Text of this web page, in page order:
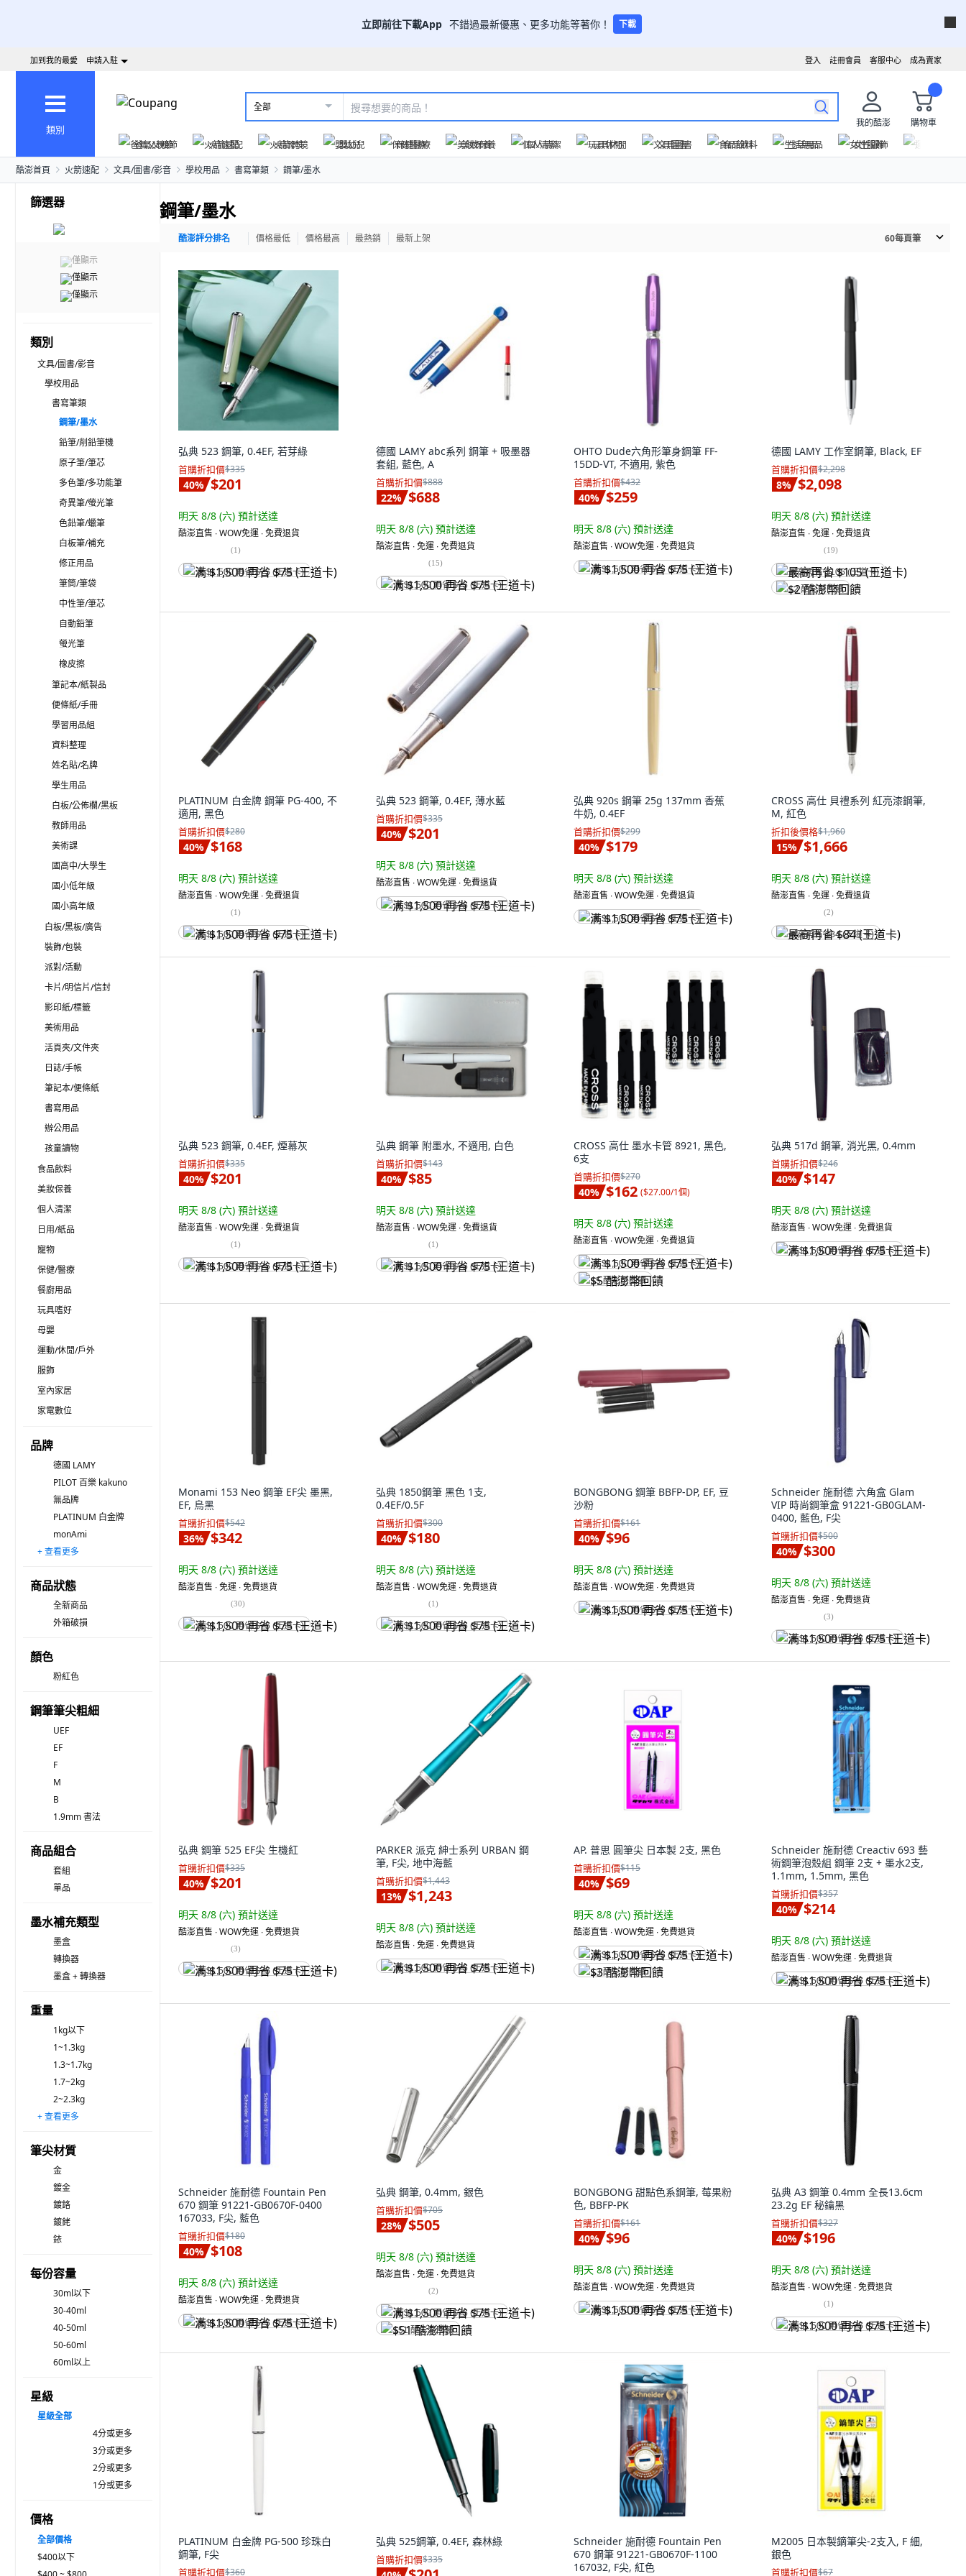
立即前往下載App 不錯過最新優惠、更多功能等著你！ 下載
成為賣家
客服中心
註冊會員
登入
加到我的最愛 申請入駐
類別
全部
我的酷澎
購物車
爸氣父親節
火箭速配 火箭跨境 嬰幼兒 保健醫療 美妝保養 個人清潔 玩具休閒 文具圖書 食品飲料 生活用品 女性服飾
酷澎首頁 火箭速配 文具/圖書/影音 學校用品 書寫筆類 鋼筆/墨水
篩選器
僅顯示
僅顯示
僅顯示
類別
文具/圖書/影音
學校用品
書寫筆類
鋼筆/墨水
鉛筆/削鉛筆機
原子筆/筆芯
多色筆/多功能筆
奇異筆/螢光筆
色鉛筆/蠟筆
白板筆/補充
修正用品
筆筒/筆袋
中性筆/筆芯
自動鉛筆
螢光筆
橡皮擦
筆記本/紙製品
便條紙/手冊
學習用品組
資料整理
姓名貼/名牌
學生用品
白板/公佈欄/黑板
教師用品
美術課
國高中/大學生
國小低年級
國小高年級
白板/黑板/廣告
裝飾/包裝
派對/活動
卡片/明信片/信封
影印紙/標籤
美術用品
活頁夾/文件夾
日誌/手帳
筆記本/便條紙
書寫用品
辦公用品
孩童讀物
食品飲料
美妝保養
個人清潔
日用/紙品
寵物
保健/醫療
餐廚用品
玩具嗜好
母嬰
運動/休閒/戶外
服飾
室內家居
家電數位
品牌
德國 LAMY
PILOT 百樂 kakuno
無品牌
PLATINUM 白金牌
monAmi
PARKER 派克
FABER-CASTELL 輝柏
Schneider 施耐德
弘典
Parker Hannifin 派克漢尼汾
JAVAPEN
Kuretake 吳竹
TWSBI 三文堂
WATERMAN 威迪文
GRAF VON FABER-CASTELL
小麥購物
SKB 文明
PILOT 百樂
PILOT 百樂 PRERA
日本 MIDORI
+ 查看更多
商品狀態
全新商品
外箱破損
顏色
粉紅色
鋼筆筆尖粗細
UEF
EF
F
M
B
1.9mm 書法
商品組合
套組
單品
墨水補充類型
墨盒
轉換器
墨盒 + 轉換器
重量
1kg以下
1~1.3kg
1.3~1.7kg
1.7~2kg
2~2.3kg
2.3~2.7kg
2.7~3kg
3kg以上
+ 查看更多
筆尖材質
金
鍍金
鍍鉻
鍍銠
銥
每份容量
30ml以下
30-40ml
40-50ml
50-60ml
60ml以上
星級
星級全部
4分或更多
3分或更多
2分或更多
1分或更多
價格
全部價格
$400以下
鋼筆/墨水
酷澎評分排名 價格最低 價格最高 最熱銷 最新上架 60每頁筆
弘典 523 鋼筆, 0.4EF, 若芽綠
首購折扣價$335
40% $201
明天 8/8 (六) 預計送達
酷澎直售 ∙ WOW免運 ∙ 免費退貨
(1)
满 $1,500 再省 $75 (王道卡)
德國 LAMY abc系列 鋼筆 + 吸墨器
套組, 藍色, A
首購折扣價$888
22% $688
明天 8/8 (六) 預計送達
酷澎直售 ∙ 免運 ∙ 免費退貨
(15)
满 $1,500 再省 $75 (王道卡)
OHTO Dude六角形筆身鋼筆 FF-
15DD-VT, 不適用, 紫色
首購折扣價$432
40% $259
明天 8/8 (六) 預計送達
酷澎直售 ∙ WOW免運 ∙ 免費退貨
满 $1,500 再省 $75 (王道卡)
德國 LAMY 工作室鋼筆, Black, EF
首購折扣價$2,298
8% $2,098
明天 8/8 (六) 預計送達
酷澎直售 ∙ 免運 ∙ 免費退貨
(19)
最高再省 $105 (王道卡)
$2 酷澎幣回饋
PLATINUM 白金牌 鋼筆 PG-400, 不
適用, 黑色
首購折扣價$280
40% $168
明天 8/8 (六) 預計送達
酷澎直售 ∙ WOW免運 ∙ 免費退貨
(1)
满 $1,500 再省 $75 (王道卡)
弘典 523 鋼筆, 0.4EF, 薄水藍
首購折扣價$335
40% $201
明天 8/8 (六) 預計送達
酷澎直售 ∙ WOW免運 ∙ 免費退貨
满 $1,500 再省 $75 (王道卡)
弘典 920s 鋼筆 25g 137mm 香蕉
牛奶, 0.4EF
首購折扣價$299
40% $179
明天 8/8 (六) 預計送達
酷澎直售 ∙ WOW免運 ∙ 免費退貨
满 $1,500 再省 $75 (王道卡)
CROSS 高仕 貝禮系列 紅亮漆鋼筆,
M, 紅色
折扣後價格$1,960
15% $1,666
明天 8/8 (六) 預計送達
酷澎直售 ∙ 免運 ∙ 免費退貨
(2)
最高再省 $84 (王道卡)
弘典 523 鋼筆, 0.4EF, 煙幕灰
首購折扣價$335
40% $201
明天 8/8 (六) 預計送達
酷澎直售 ∙ WOW免運 ∙ 免費退貨
(1)
满 $1,500 再省 $75 (王道卡)
弘典 鋼筆 附墨水, 不適用, 白色
首購折扣價$143
40% $85
明天 8/8 (六) 預計送達
酷澎直售 ∙ WOW免運 ∙ 免費退貨
(1)
满 $1,500 再省 $75 (王道卡)
CROSS 高仕 墨水卡管 8921, 黑色,
6支
首購折扣價$270
40% $162 ($27.00/1個)
明天 8/8 (六) 預計送達
酷澎直售 ∙ WOW免運 ∙ 免費退貨
满 $1,500 再省 $75 (王道卡)
$5 酷澎幣回饋
弘典 517d 鋼筆, 消光黑, 0.4mm
首購折扣價$246
40% $147
明天 8/8 (六) 預計送達
酷澎直售 ∙ WOW免運 ∙ 免費退貨
满 $1,500 再省 $75 (王道卡)
Monami 153 Neo 鋼筆 EF尖 墨黑,
EF, 烏黑
首購折扣價$542
36% $342
明天 8/8 (六) 預計送達
酷澎直售 ∙ 免運 ∙ 免費退貨
(30)
满 $1,500 再省 $75 (王道卡)
弘典 1850鋼筆 黑色 1支,
0.4EF/0.5F
首購折扣價$300
40% $180
明天 8/8 (六) 預計送達
酷澎直售 ∙ WOW免運 ∙ 免費退貨
(1)
满 $1,500 再省 $75 (王道卡)
BONGBONG 鋼筆 BBFP-DP, EF, 豆
沙粉
首購折扣價$161
40% $96
明天 8/8 (六) 預計送達
酷澎直售 ∙ WOW免運 ∙ 免費退貨
满 $1,500 再省 $75 (王道卡)
Schneider 施耐德 六角盒 Glam
VIP 時尚鋼筆盒 91221-GB0GLAM-
0400, 藍色, F尖
首購折扣價$500
40% $300
明天 8/8 (六) 預計送達
酷澎直售 ∙ 免運 ∙ 免費退貨
(3)
满 $1,500 再省 $75 (王道卡)
弘典 鋼筆 525 EF尖 生機紅
首購折扣價$335
40% $201
明天 8/8 (六) 預計送達
酷澎直售 ∙ WOW免運 ∙ 免費退貨
(3)
满 $1,500 再省 $75 (王道卡)
PARKER 派克 紳士系列 URBAN 鋼
筆, F尖, 地中海藍
首購折扣價$1,443
13% $1,243
明天 8/8 (六) 預計送達
酷澎直售 ∙ 免運 ∙ 免費退貨
满 $1,500 再省 $75 (王道卡)
AP. 普思 圓筆尖 日本製 2支, 黑色
首購折扣價$115
40% $69
明天 8/8 (六) 預計送達
酷澎直售 ∙ WOW免運 ∙ 免費退貨
满 $1,500 再省 $75 (王道卡)
$3 酷澎幣回饋
Schneider 施耐德 Creactiv 693 藝
術鋼筆泡殼組 鋼筆 2支 + 墨水2支,
1.1mm, 1.5mm, 黑色
首購折扣價$357
40% $214
明天 8/8 (六) 預計送達
酷澎直售 ∙ WOW免運 ∙ 免費退貨
满 $1,500 再省 $75 (王道卡)
Schneider 施耐德 Fountain Pen
670 鋼筆 91221-GB0670F-0400
167033, F尖, 藍色
首購折扣價$180
40% $108
明天 8/8 (六) 預計送達
酷澎直售 ∙ WOW免運 ∙ 免費退貨
满 $1,500 再省 $75 (王道卡)
弘典 鋼筆, 0.4mm, 銀色
首購折扣價$705
28% $505
明天 8/8 (六) 預計送達
酷澎直售 ∙ 免運 ∙ 免費退貨
(2)
满 $1,500 再省 $75 (王道卡)
$51 酷澎幣回饋
BONGBONG 甜點色系鋼筆, 莓果粉
色, BBFP-PK
首購折扣價$161
40% $96
明天 8/8 (六) 預計送達
酷澎直售 ∙ WOW免運 ∙ 免費退貨
满 $1,500 再省 $75 (王道卡)
弘典 A3 鋼筆 0.4mm 全長13.6cm
23.2g EF 秘鑰黑
首購折扣價$327
40% $196
明天 8/8 (六) 預計送達
酷澎直售 ∙ WOW免運 ∙ 免費退貨
(1)
满 $1,500 再省 $75 (王道卡)
PLATINUM 白金牌 PG-500 珍珠白
鋼筆, F尖
首購折扣價$360
弘典 525鋼筆, 0.4EF, 森林綠
首購折扣價$335
Schneider 施耐德 Fountain Pen
670 鋼筆 91221-GB0670F-1100
167032, F尖, 紅色
M2005 日本製鏑筆尖-2支入, F 細,
銀色
首購折扣價$67